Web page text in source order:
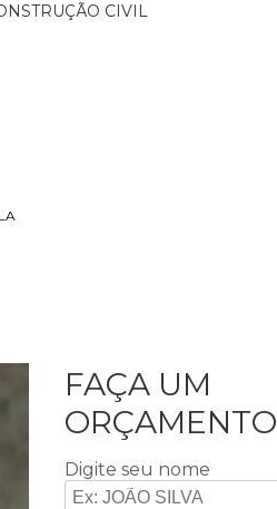
CIVIL
FAÇA UM
ORÇAMENTO
Digite seu nome